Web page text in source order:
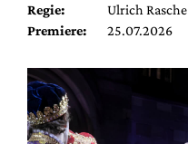
Regie:
Ulrich Rasche
Premiere:
25.07.2026